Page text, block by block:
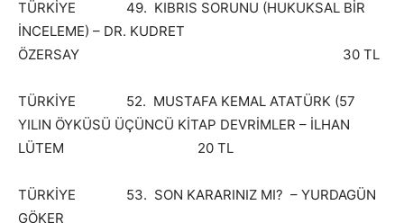
TÜRKİYE 49. KIBRIS SORUNU (HUKUKSAL BİR
İNCELEME) – DR. KUDRET
ÖZERSAY 30 TL
TÜRKİYE 52. MUSTAFA KEMAL ATATÜRK (57
YILIN ÖYKÜSÜ ÜÇÜNCÜ KİTAP DEVRİMLER – İLHAN
LÜTEM 20 TL
TÜRKİYE 53. SON KARARINIZ MI? – YURDAGÜN
GÖKER